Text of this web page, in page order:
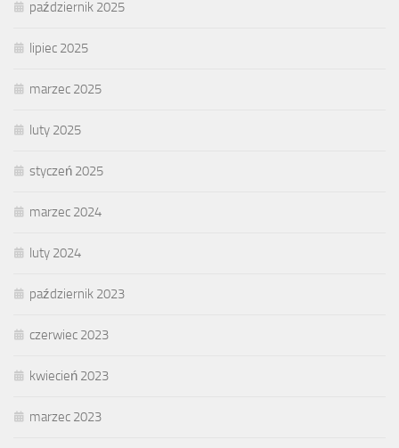
październik 2025
lipiec 2025
marzec 2025
luty 2025
styczeń 2025
marzec 2024
luty 2024
październik 2023
czerwiec 2023
kwiecień 2023
marzec 2023